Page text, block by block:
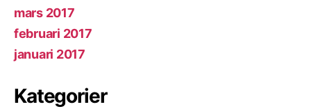
mars 2017
februari 2017
januari 2017
Kategorier